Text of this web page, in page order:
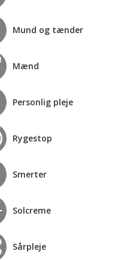
Mund og tænder
Mænd
Personlig pleje
Rygestop
Smerter
Solcreme
Sårpleje